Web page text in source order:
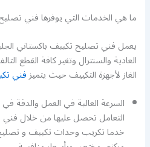
ما هي الخدمات التي يوفرها فني
يعمل فني تصليح تكييف باكستاني
العادية والسنترال وتغير كافة القطع
الغاز لأجهزة التكييف حيث يتميزفني
السرعة العالية في العمل والدقة
التعامل تحصل عليها من خلال فني
خدما تكريب وحدات تكييف و